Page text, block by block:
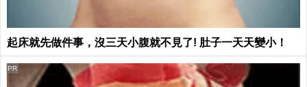
起床就先做件事，沒三天小腹就不見了! 肚子一天天變小！
PR